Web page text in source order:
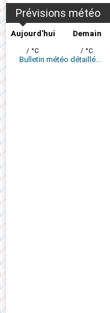
Prévisions météo
Aujourd'hui
/ °C
Demain
/ °C
Bulletin météo détaillé...